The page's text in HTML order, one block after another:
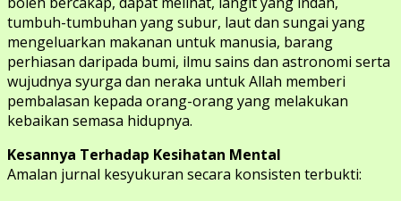
tumbuh-tumbuhan yang subur, laut dan sungai yang
mengeluarkan makanan untuk manusia, barang
perhiasan daripada bumi, ilmu sains dan astronomi serta
wujudnya syurga dan neraka untuk Allah memberi
pembalasan kepada orang-orang yang melakukan
kebaikan semasa hidupnya.
Kesannya Terhadap Kesihatan Mental
Amalan jurnal kesyukuran secara konsisten terbukti: